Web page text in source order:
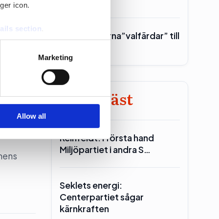
icon.
section
may combine it with
Marketing
Allow all
till
Toppolitikerna”valfärdar” till
Minst läst
Reinfeldt: I första hand
Miljöpartiet i andra S…
Seklets energi:
Centerpartiet sågar
kärnkraften